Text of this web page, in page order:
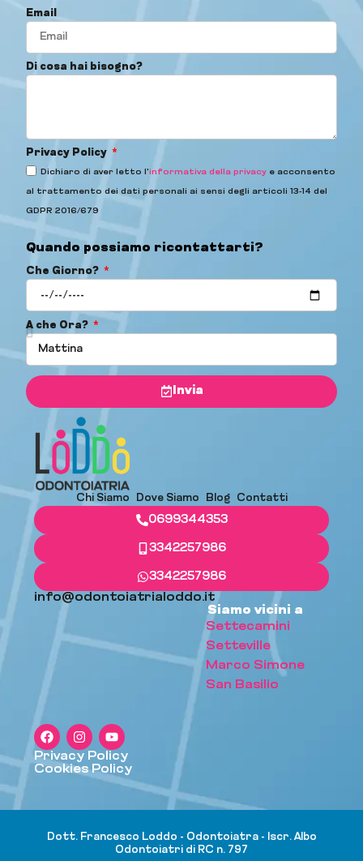
Email
Di cosa hai bisogno?
Privacy Policy
Dichiaro di aver letto l'informativa della privacy e acconsento
al trattamento dei dati personali ai sensi degli articoli 13-14 del
GDPR 2016/679
Quando possiamo ricontattarti?
Che Giorno?
A che Ora?
Invia
Chi Siamo Dove Siamo Blog Contatti
0699344353
3342257986
3342257986
info@odontoiatrialoddo.it
Siamo vicini a
Settecamini
Setteville
Marco Simone
San Basilio
Privacy Policy
Cookies Policy
Dott. Francesco Loddo - Odontoiatra - Iscr. Albo
Odontoiatri di RC n. 797